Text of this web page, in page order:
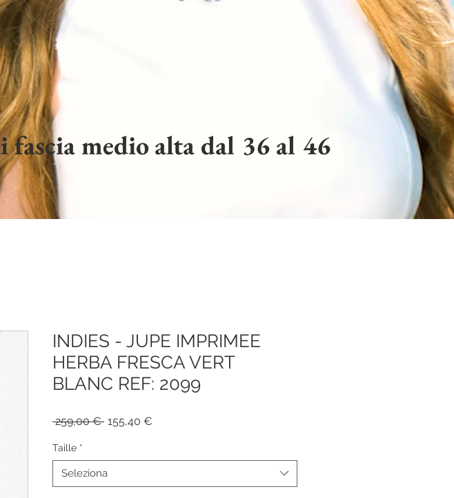
medio alta dal 36 al 46
INDIES - JUPE IMPRIMEE
HERBA FRESCA VERT
BLANC REF: 2099
259,00 € Prezzo
155,40 €
Taille *
Seleziona